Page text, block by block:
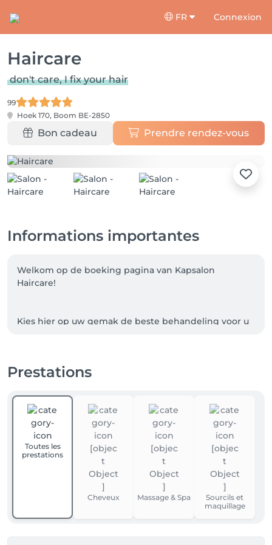
FR Connexion
Haircare
don't care, I fix your hair
99
Hoek 170, Boom BE-2850
Bon cadeau Prendre rendez-vous
Informations importantes
Welkom op de boeking pagina van Kapsalon
Haircare!
Kies hier op uw gemak de beste behandeling voor u
mailadres en geldig telefoon nummer en maak een
⚠️ Liefste klanten,
Uw tijd is kostbaar, maar die van mij ook. Gelieve
daarom rekening te houden met volgende annulatie
policy:
- 12u voor de afspraak annuleren = 50% betalen van
- 24u voor de afspraak annuleren = 20% betalen van
de behandeling
- 48u voor de afspraak annuleren = gratis
Prestations
Toutes les
prestations
Cheveux Massage & Spa
Sourcils et
maquillage